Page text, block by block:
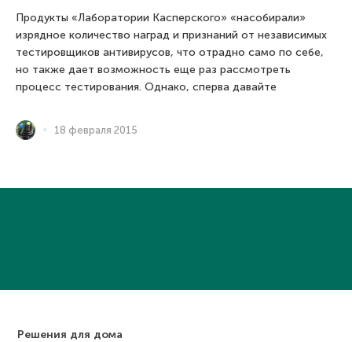
Продукты «Лаборатории Касперского» «насобирали»
изрядное количество наград и признаний от независимых
тестировщиков антивирусов, что отрадно само по себе,
но также дает возможность еще раз рассмотреть
процесс тестирования. Однако, сперва давайте
18 февраля 2015
Решения для дома